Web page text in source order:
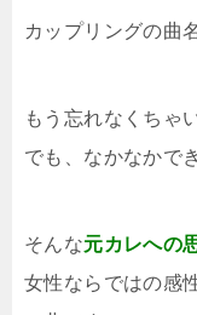
カップリングの曲
もう忘れなくちゃ
でも、なかなかで
そんな元カレへの
女性ならではの感